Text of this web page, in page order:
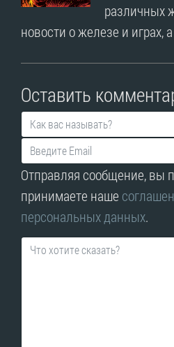
различных
новости о железе и играх,
Оставить
Отправляя сообщение, вы
принимаете наше
персональных данных.